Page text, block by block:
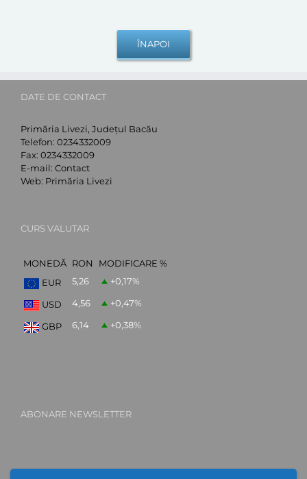
DATE DE CONTACT
Primăria Livezi, Județul Bacău
Telefon: 0234332009
Fax: 0234332009
E-mail: Contact
Web: Primăria Livezi
CURS VALUTAR
MONEDĂ RON
MODIFICARE %
EUR
5,26 +0,17%
USD 4,56 +0,47%
GBP 6,14 +0,38%
ABONARE NEWSLETTER